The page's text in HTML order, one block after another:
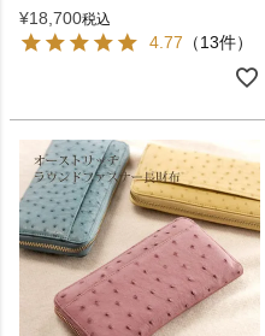
¥18,700税込
4.77 （13件）